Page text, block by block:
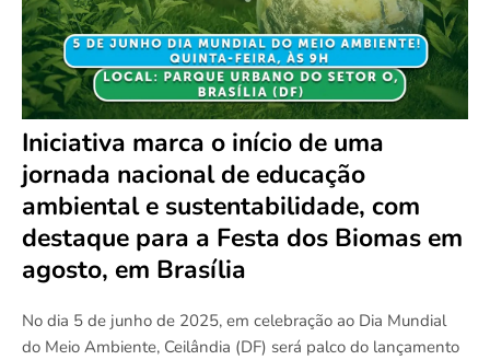
Iniciativa marca o início de uma
jornada nacional de educação
ambiental e sustentabilidade, com
destaque para a Festa dos Biomas em
agosto, em Brasília
No dia 5 de junho de 2025, em celebração ao Dia Mundial
do Meio Ambiente, Ceilândia (DF) será palco do lançamento